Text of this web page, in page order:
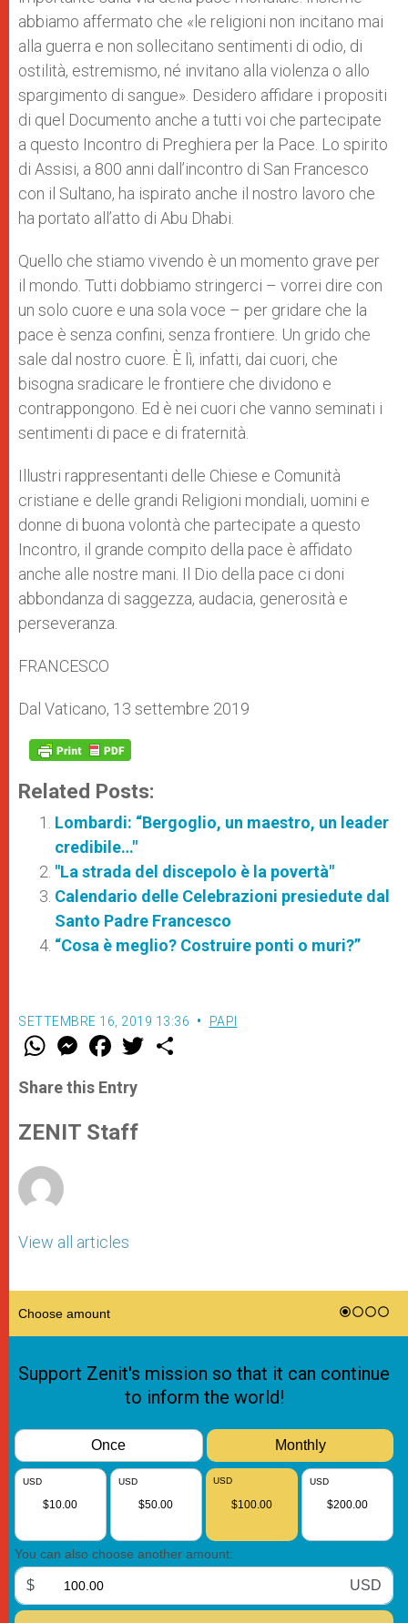
abbiamo affermato che «le religioni non incitano mai
alla guerra e non sollecitano sentimenti di odio, di
ostilità, estremismo, né invitano alla violenza o allo
spargimento di sangue». Desidero affidare i propositi
di quel Documento anche a tutti voi che partecipate
a questo Incontro di Preghiera per la Pace. Lo spirito
di Assisi, a 800 anni dall’incontro di San Francesco
con il Sultano, ha ispirato anche il nostro lavoro che
ha portato all’atto di Abu Dhabi.
Quello che stiamo vivendo è un momento grave per
il mondo. Tutti dobbiamo stringerci – vorrei dire con
un solo cuore e una sola voce – per gridare che la
pace è senza confini, senza frontiere. Un grido che
sale dal nostro cuore. È lì, infatti, dai cuori, che
bisogna sradicare le frontiere che dividono e
contrappongono. Ed è nei cuori che vanno seminati i
sentimenti di pace e di fraternità.
Illustri rappresentanti delle Chiese e Comunità
cristiane e delle grandi Religioni mondiali, uomini e
donne di buona volontà che partecipate a questo
Incontro, il grande compito della pace è affidato
anche alle nostre mani. Il Dio della pace ci doni
abbondanza di saggezza, audacia, generosità e
perseveranza.
FRANCESCO
Dal Vaticano, 13 settembre 2019
Related Posts:
Lombardi: “Bergoglio, un maestro, un leader
credibile…"
"La strada del discepolo è la povertà"
Calendario delle Celebrazioni presiedute dal
Santo Padre Francesco
“Cosa è meglio? Costruire ponti o muri?”
SETTEMBRE 16, 2019 13:36 PAPI
W
t
s
p
p
M
e
s
e
g
e
F
a
e
b
o
k
w
Share this Entry
ZENIT Staff
View all articles